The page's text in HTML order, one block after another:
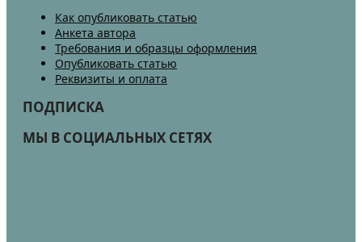
Как опубликовать статью
Анкета автора
Требования и образцы оформления
Опубликовать статью
Реквизиты и оплата
ПОДПИСКА
МЫ В СОЦИАЛЬНЫХ СЕТЯХ